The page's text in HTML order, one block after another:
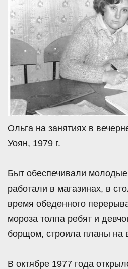
Ольга на занятиях в
Уоян, 1979 г.
Быт обеспечивали молодые
работали в магазинах, в
время обеденного
мороза толпа ребят и
борщом, строила планы на
В октябре 1977 года